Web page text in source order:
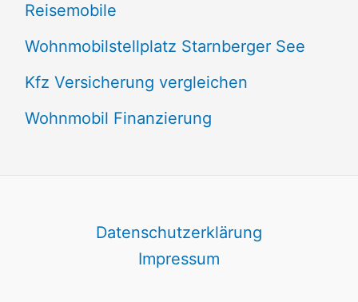
Reisemobile
Wohnmobilstellplatz Starnberger See
Kfz Versicherung vergleichen
Wohnmobil Finanzierung
Datenschutzerklärung
Impressum